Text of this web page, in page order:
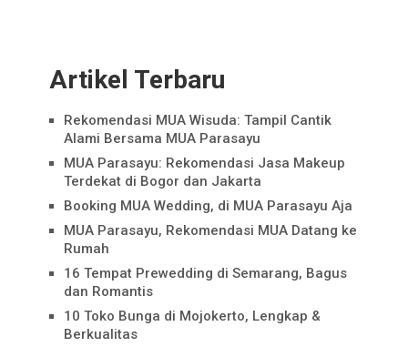
Artikel Terbaru
Rekomendasi MUA Wisuda: Tampil Cantik
Alami Bersama MUA Parasayu
MUA Parasayu: Rekomendasi Jasa Makeup
Terdekat di Bogor dan Jakarta
Booking MUA Wedding, di MUA Parasayu Aja
MUA Parasayu, Rekomendasi MUA Datang ke
Rumah
16 Tempat Prewedding di Semarang, Bagus
dan Romantis
10 Toko Bunga di Mojokerto, Lengkap &
Berkualitas